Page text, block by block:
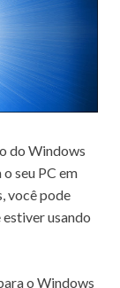
do Windows
seu PC em
você pode
usando
o Windows